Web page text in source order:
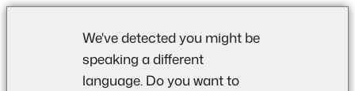
We've detected you might be
speaking a different
language. Do you want to